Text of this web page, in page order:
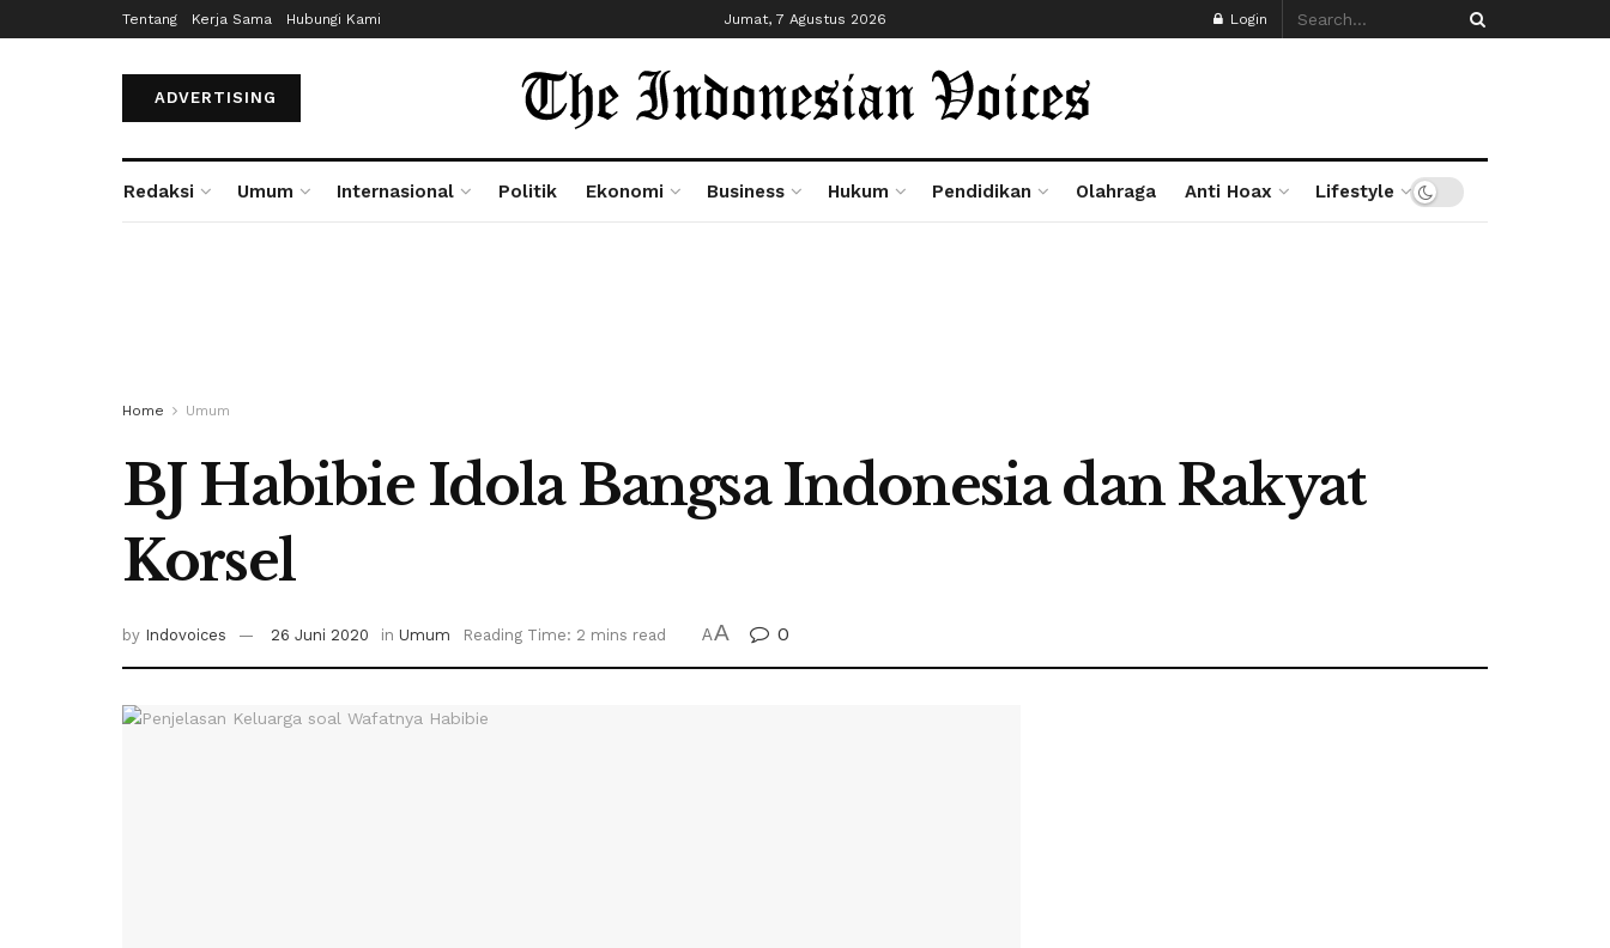
Tentang Kerja Sama Hubungi Kami Jumat, 7 Agustus 2026 Login
ADVERTISING
Redaksi Umum Internasional Politik Ekonomi Business Hukum Pendidikan Olahraga Anti Hoax Lifestyle
Home Umum
BJ Habibie Idola Bangsa Indonesia dan Rakyat
Korsel
by Indovoices 26 Juni 2020 in Umum Reading Time: 2 mins read AA 0